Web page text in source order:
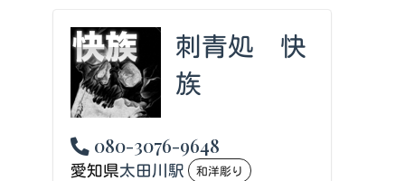
刺青処 快
族
080-3076-9648
愛知県太田川駅 和洋彫り